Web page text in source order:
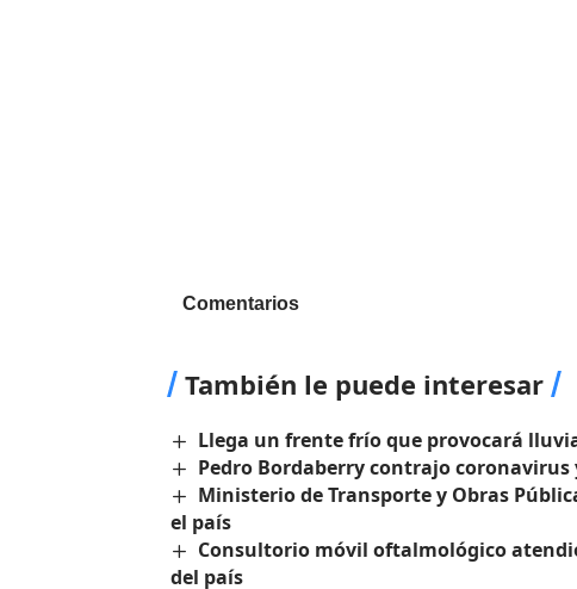
Comentarios
También le puede interesar
Llega un frente frío que provocará
Pedro Bordaberry contrajo
Ministerio de Transporte y Obras
el país
Consultorio móvil oftalmológico
del país